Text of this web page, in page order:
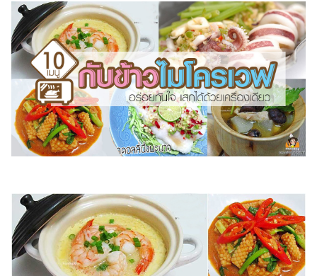
บันเทิง
รูปภาพ
ดู
หนัง
Music
Station
บันเทิง
เกาหลี
ไลฟ์